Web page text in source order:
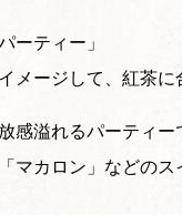
ーティー」
メージして、紅茶に
感溢れるパーティ
マカロン」などの